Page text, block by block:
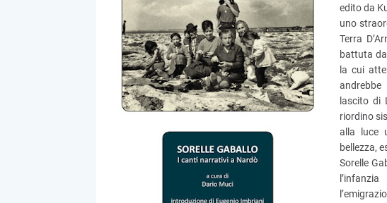
edito da
uno
Terra
battuta
la cui
andrebbe
lascito di
riordino
alla luce
bellezza,
Sorelle